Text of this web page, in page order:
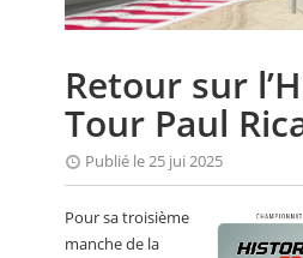
ANNUAIRES
PETITES ANNONCES
Retour sur
Tour Paul
Publié le 25 jui 2025
Pour sa troisième
manche de la